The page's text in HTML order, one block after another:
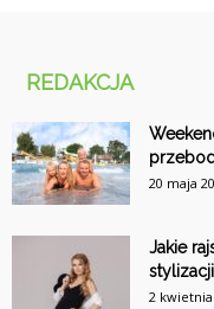
REDAKCJA
20 maja
Jakie
2 kwietnia